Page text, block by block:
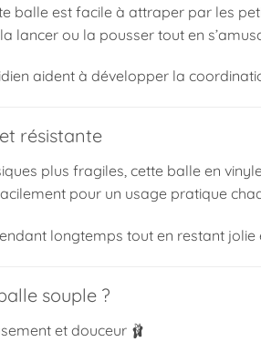
balle est facile à attraper par les
lancer ou la pousser tout en
aident à développer la
résistante
plus fragiles, cette balle en
pour un usage pratique
longtemps tout en restant jolie
souple ?
et douceur 🩰